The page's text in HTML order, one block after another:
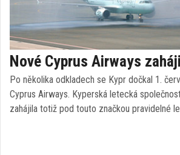
Nové Cyprus Airways
Po několika odkladech se Kypr dočkal 1.
Cyprus Airways. Kyperská letecká
zahájila totiž pod touto značkou pravidelné